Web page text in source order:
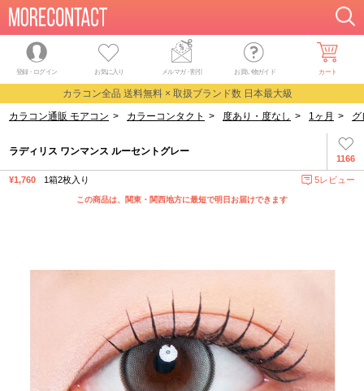
登録・ログイン お気に入り メルマガ・割引 お買い物ガイド カート
カラコン全品 送料無料 × 取扱ブランド数 日本最大級
カラコン通販 モアコン > カラーコンタクト > 度あり・度なし > 1ヶ月 > グ
1166
ラディリス ワンマンス ルーセントグレー
¥1,760 1箱2枚入り 5レビュー
この商品は、関東・関西地方に最短で明日お届けできます